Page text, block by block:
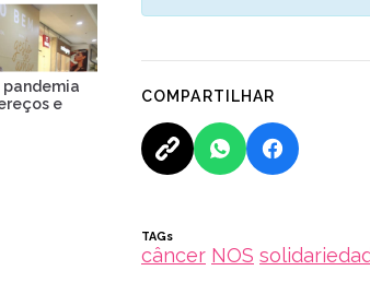
COMPARTILHAR
TAGs
câncer NOS
pandemia
e